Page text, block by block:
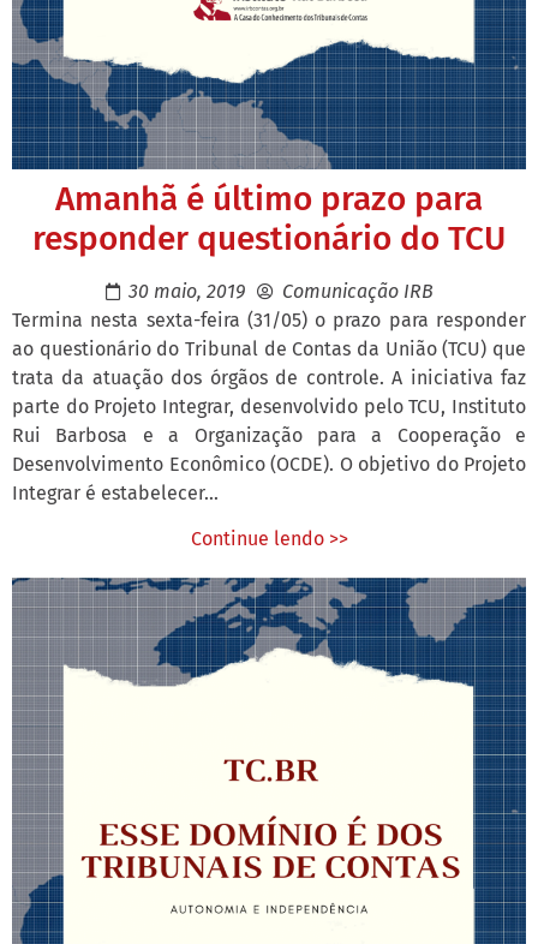
Amanhã é último prazo para
responder questionário do TCU
30 maio, 2019
Comunicação IRB
Termina nesta sexta-feira (31/05) o prazo para responder
ao questionário do Tribunal de Contas da União (TCU) que
trata da atuação dos órgãos de controle. A iniciativa faz
parte do Projeto Integrar, desenvolvido pelo TCU, Instituto
Rui Barbosa e a Organização para a Cooperação e
Desenvolvimento Econômico (OCDE). O objetivo do Projeto
Integrar é estabelecer...
Continue lendo >>